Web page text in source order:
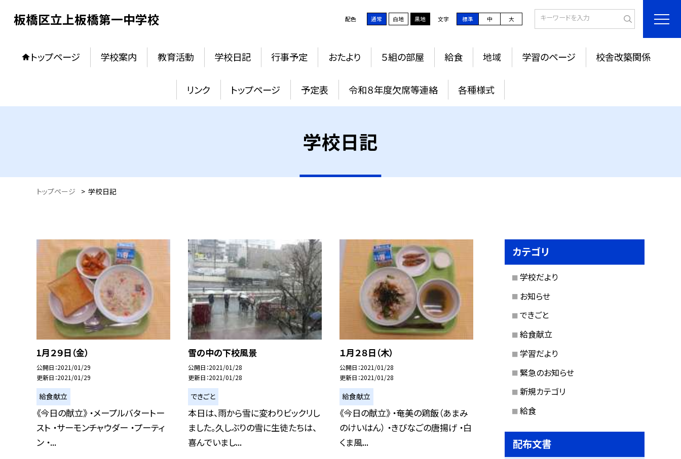
板橋区立上板橋第一中学校 配色 通常 白地 黒地 文字 標準 中 大
トップページ 学校案内 教育活動 学校日記 行事予定 おたより ５組の部屋 給食 地域 学習のページ 校舎改築関係
リンク トップページ 予定表 令和８年度欠席等連絡 各種様式
学校日記
トップページ > 学校日記
1月２９日（金）
公開日 2021/01/29
更新日 2021/01/29
給食献立
《今日の献立》 ・メープルバタートー
スト ・サーモンチャウダー ・プーティ
ン ・...
雪の中の下校風景
公開日 2021/01/28
更新日 2021/01/28
できごと
本日は、雨から雪に変わりビックリし
ました。久しぶりの雪に生徒たちは、
喜んでいまし...
１月２８日（木）
公開日 2021/01/28
更新日 2021/01/28
給食献立
《今日の献立》 ・奄美の鶏飯（あまみ
のけいはん） ・きびなごの唐揚げ ・白
くま風...
カテゴリ
学校だより
お知らせ
できごと
給食献立
学習だより
緊急のお知らせ
新規カテゴリ
給食
配布文書